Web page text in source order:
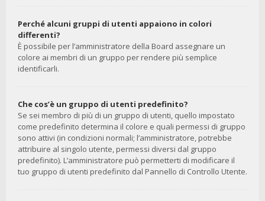
Perché alcuni gruppi di utenti appaiono in colori
differenti?
È possibile per l’amministratore della Board assegnare un
colore ai membri di un gruppo per rendere più semplice
identificarli.
Che cos’è un gruppo di utenti predefinito?
Se sei membro di più di un gruppo di utenti, quello impostato
come predefinito determina il colore e quali permessi di gruppo
sono attivi (in condizioni normali; l’amministratore, potrebbe
attribuire al singolo utente, permessi diversi dal gruppo
predefinito). L’amministratore può permetterti di modificare il
tuo gruppo di utenti predefinito dal Pannello di Controllo Utente.